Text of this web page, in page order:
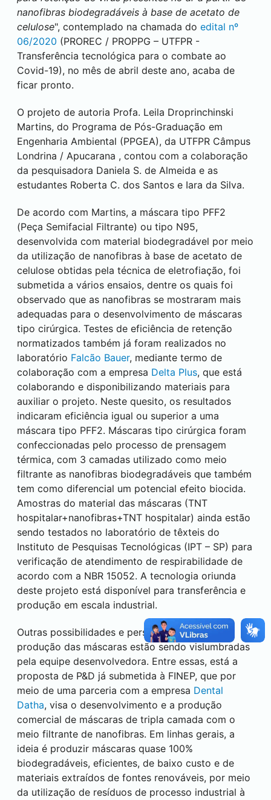
nanofibras biodegradáveis à base de acetato de
celulose", contemplado na chamada do edital nº
06/2020 (PROREC / PROPPG – UTFPR -
Transferência tecnológica para o combate ao
Covid-19), no mês de abril deste ano, acaba de
ficar pronto.
O projeto de autoria Profa. Leila Droprinchinski
Martins, do Programa de Pós-Graduação em
Engenharia Ambiental (PPGEA), da UTFPR Câmpus
Londrina / Apucarana , contou com a colaboração
da pesquisadora Daniela S. de Almeida e as
estudantes Roberta C. dos Santos e Iara da Silva.
De acordo com Martins, a máscara tipo PFF2
(Peça Semifacial Filtrante) ou tipo N95,
desenvolvida com material biodegradável por meio
da utilização de nanofibras à base de acetato de
celulose obtidas pela técnica de eletrofiação, foi
submetida a vários ensaios, dentre os quais foi
observado que as nanofibras se mostraram mais
adequadas para o desenvolvimento de máscaras
tipo cirúrgica. Testes de eficiência de retenção
normatizados também já foram realizados no
laboratório Falcão Bauer, mediante termo de
colaboração com a empresa Delta Plus, que está
colaborando e disponibilizando materiais para
auxiliar o projeto. Neste quesito, os resultados
indicaram eficiência igual ou superior a uma
máscara tipo PFF2. Máscaras tipo cirúrgica foram
confeccionadas pelo processo de prensagem
térmica, com 3 camadas utilizado como meio
filtrante as nanofibras biodegradáveis que também
tem como diferencial um potencial efeito biocida.
Amostras do material das máscaras (TNT
hospitalar+nanofibras+TNT hospitalar) ainda estão
sendo testados no laboratório de têxteis do
Instituto de Pesquisas Tecnológicas (IPT – SP) para
verificação de atendimento de respirabilidade de
acordo com a NBR 15052. A tecnologia oriunda
deste projeto está disponível para transferência e
produção em escala industrial.
Outras possibilidades e perspectivas quanto a
produção das máscaras estão sendo vislumbradas
pela equipe desenvolvedora. Entre essas, está a
proposta de P&D já submetida à FINEP, que por
meio de uma parceria com a empresa Dental
Datha, visa o desenvolvimento e a produção
comercial de máscaras de tripla camada com o
meio filtrante de nanofibras. Em linhas gerais, a
ideia é produzir máscaras quase 100%
biodegradáveis, eficientes, de baixo custo e de
materiais extraídos de fontes renováveis, por meio
da utilização de resíduos de processo industrial à